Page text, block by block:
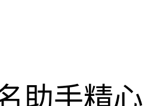
助手精